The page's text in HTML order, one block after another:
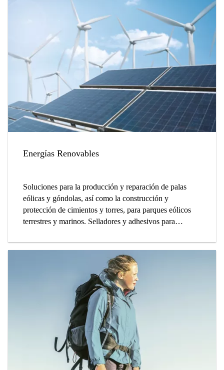
Energías Renovables
Soluciones para la producción y reparación de palas
eólicas y góndolas, así como la construcción y
protección de cimientos y torres, para parques eólicos
terrestres y marinos. Selladores y adhesivos para
térmicos, así como conjuntos de espejos CSP.